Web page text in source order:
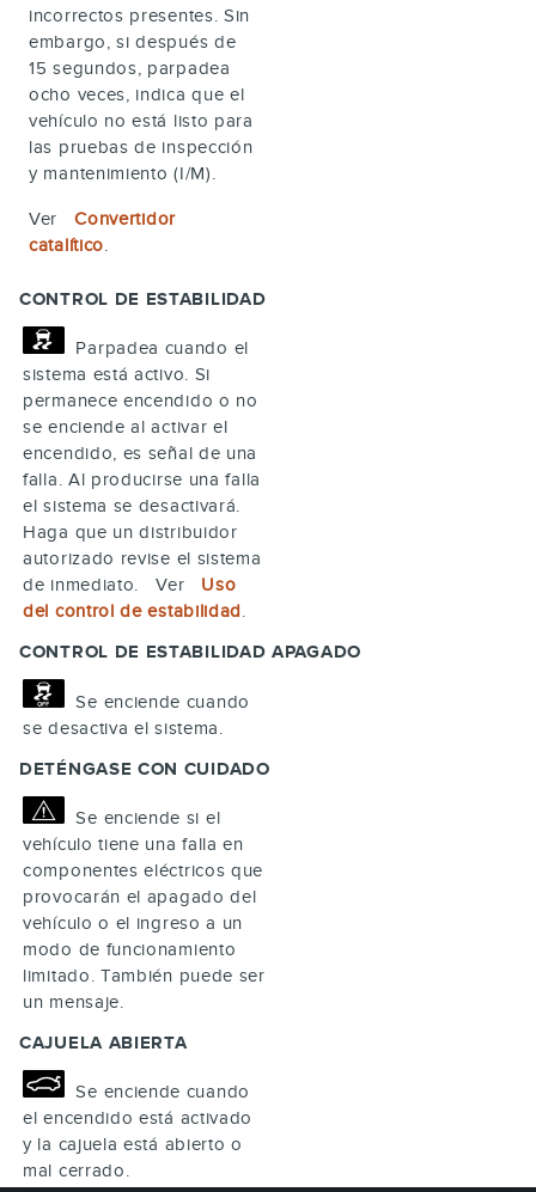
incorrectos presentes. Sin
embargo, si después de
15 segundos, parpadea
ocho veces, indica que el
vehículo no está listo para
las pruebas de inspección
y mantenimiento (I/M).
VerConvertidor
catalítico.
CONTROL DE ESTABILIDAD
Parpadea cuando el
sistema está activo. Si
permanece encendido o no
se enciende al activar el
encendido, es señal de una
falla. Al producirse una falla
el sistema se desactivará.
Haga que un distribuidor
autorizado revise el sistema
de inmediato. Ver Uso
del control de estabilidad.
CONTROL DE ESTABILIDAD APAGADO
Se enciende cuando
se desactiva el sistema.
DETÉNGASE CON CUIDADO
Se enciende si el
vehículo tiene una falla en
componentes eléctricos que
provocarán el apagado del
vehículo o el ingreso a un
modo de funcionamiento
limitado. También puede ser
un mensaje.
CAJUELA ABIERTA
Se enciende cuando
el encendido está activado
y la cajuela está abierto o
mal cerrado.